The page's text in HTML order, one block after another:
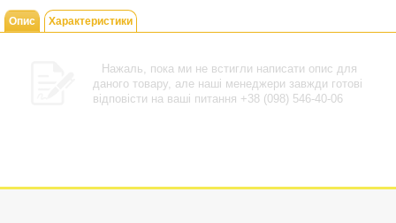
Опис Характеристики
Нажаль, пока ми не встигли написати опис для
даного товару, але наші менеджери завжди готові
відповісти на ваші питання +38 (098) 546-40-06